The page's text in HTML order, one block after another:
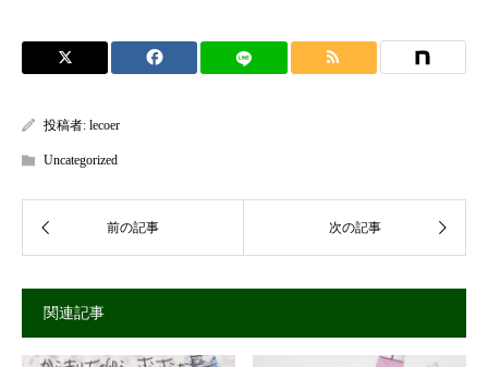
投稿者: lecoer
Uncategorized
関連記事